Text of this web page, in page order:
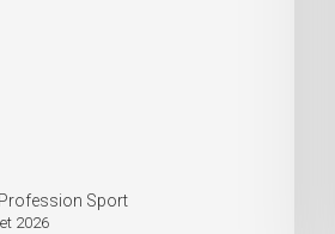
Sport
2026